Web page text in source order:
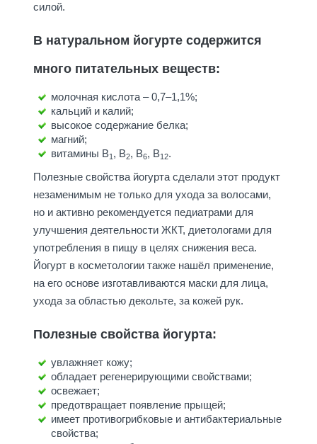
силой.
В натуральном йогурте содержится
много питательных веществ:
молочная кислота – 0,7–1,1%;
кальций и калий;
высокое содержание белка;
магний;
витамины B1 , B2, B6, B12.
Полезные свойства йогурта сделали этот продукт
незаменимым не только для ухода за волосами,
но и активно рекомендуется педиатрами для
улучшения деятельности ЖКТ, диетологами для
употребления в пищу в целях снижения веса.
Йогурт в косметологии также нашёл применение,
на его основе изготавливаются маски для лица,
ухода за областью декольте, за кожей рук.
Полезные свойства йогурта:
увлажняет кожу;
обладает регенерирующими свойствами;
освежает;
предотвращает появление прыщей;
имеет противогрибковые и антибактериальные
свойства;